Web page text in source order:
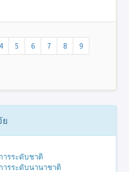
4 5 6 7 8
9
ารระดับชาติ
ารระดับนานาชาติ